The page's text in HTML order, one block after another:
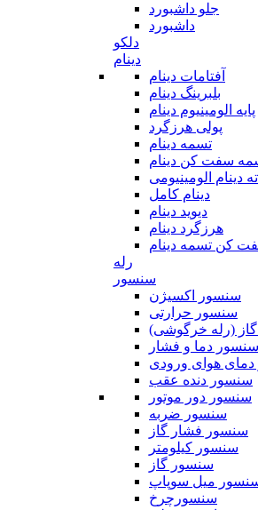
جلو داشبورد
داشبورد
دلکو
دینام
آفتامات دینام
بلبرینگ دینام
پایه الومینیوم دینام
پولی هرزگرد
تسمه دینام
سفت کن دینام
ته دینام الومینیومی
دینام کامل
دیوید دینام
هرزگرد دینام
کن تسمه دینام
رله
سنسور
سنسور اکسیژن
سنسور حرارتی
(رله خرگوشی)
سنسور دما و فشار
هوای ورودی
سنسور دنده عقب
سنسور دور موتور
سنسور ضربه
سنسور فشار گاز
سنسور کیلومتر
سنسور گاز
میل سوپاپ
سنسورچرخ